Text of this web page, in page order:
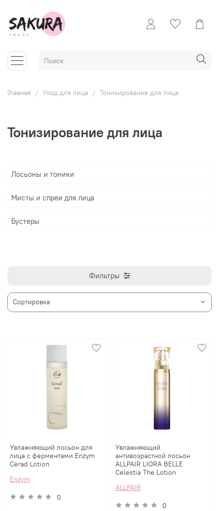
Главная Уход для лица Тонизирование для лица
Тонизирование для лица
Лосьоны и тоники
Мисты и спреи для лица
Бустеры
Фильтры
Увлажняющий лосьон для
лица с ферментами Enzym
Cerad Lotion
Enzym
0
Увлажняющий
антивозрастной лосьон
ALLPAIR LIORA BELLE
Celestia The Lotion
ALLPAIR
0